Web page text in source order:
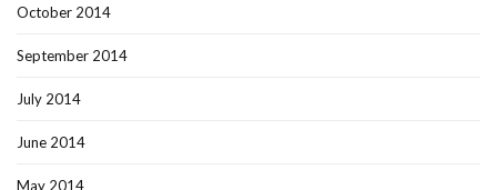
October 2014
September 2014
July 2014
June 2014
May 2014